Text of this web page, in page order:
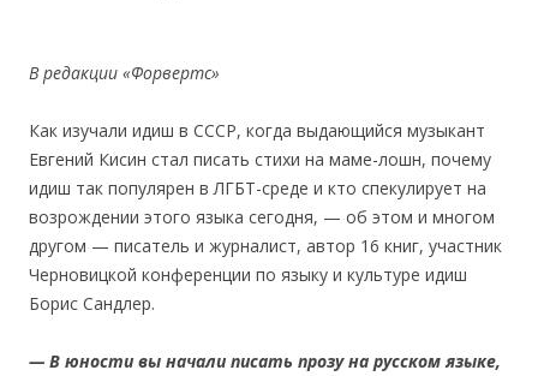
В редакции «Форвертс»
Как изучали идиш в СССР, когда выдающийся музыкант
Евгений Кисин стал писать стихи на маме-лошн, почему
идиш так популярен в ЛГБТ-среде и кто спекулирует на
возрождении этого языка сегодня, — об этом и многом
другом — писатель и журналист, автор 16 книг, участник
Черновицкой конференции по языку и культуре идиш
Борис Сандлер.
— В юности вы начали писать прозу на русском языке,